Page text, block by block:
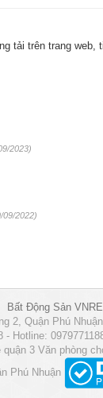
tải trên trang
2023)
09/2022)
Bất Động Sản
2, Quận Phú
- Hotline:
quận 3 Văn phòng
Phú Nhuận